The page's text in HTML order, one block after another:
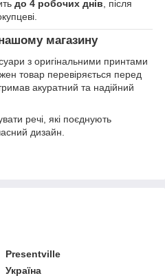
до 4 робочих днів , після
магазину
з оригінальними принтами
товар перевіряється перед
акуратний та надійний
речі, які поєднують
дизайн.
Presentville
Україна